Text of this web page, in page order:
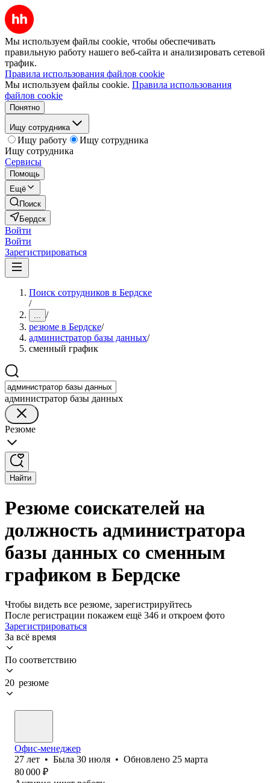
Мы используем файлы cookie, чтобы обеспечивать
правильную работу нашего веб-сайта и анализировать сетевой
трафик.
Правила использования файлов cookie
Мы используем файлы cookie. Правила использования
файлов cookie
Понятно
Ищу сотрудника
Ищу работу
Ищу сотрудника
Ищу сотрудника
Сервисы
Помощь
Ещё
Поиск
Бердск
Войти
Войти
Зарегистрироваться
Поиск сотрудников в Бердске
/
... /
резюме в Бердске/
администратор базы данных/
сменный график
администратор базы данных
Резюме
Найти
Резюме соискателей на
должность администратора
базы данных со сменным
графиком в Бердске
Чтобы видеть все резюме, зарегистрируйтесь
После регистрации покажем ещё 346 и откроем фото
Зарегистрироваться
За всё время
По соответствию
20 резюме
Офис-менеджер
27 лет • Была 30 июля • Обновлено 25 марта
80 000 ₽